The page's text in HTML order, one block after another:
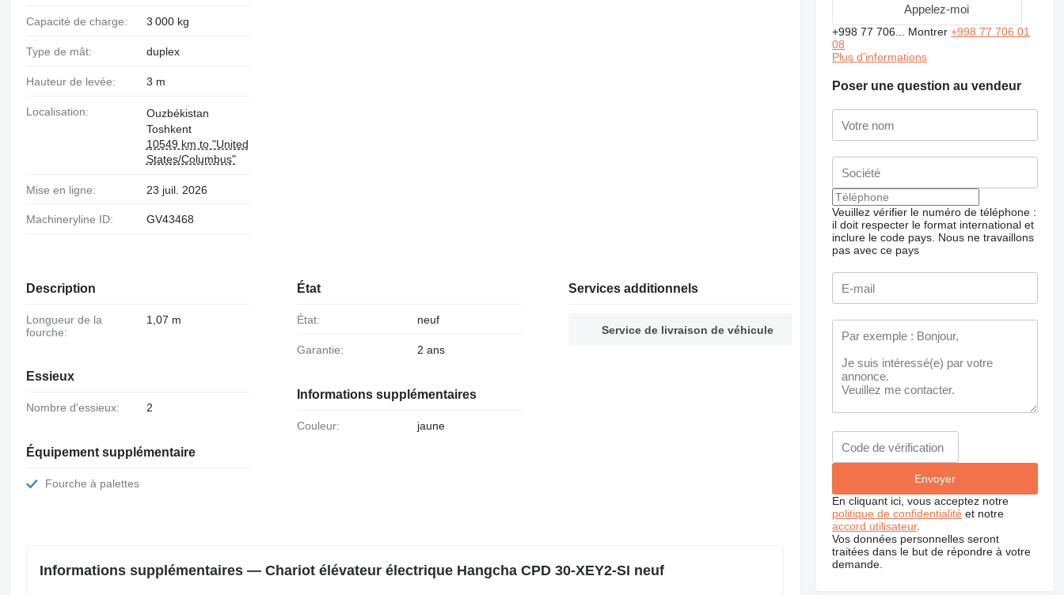
Capacité de charge: 3 000 kg
Type de mât: duplex
Hauteur de levée: 3 m
Localisation:
Ouzbékistan
Toshkent
10549 km to "United
States/Columbus"
Mise en ligne: 23 juil. 2026
Machineryline ID: GV43468
Description
Longueur de la
fourche:
1,07 m
Essieux
Nombre d'essieux: 2
Équipement supplémentaire
Fourche à palettes
État
État: neuf
Garantie: 2 ans
Informations supplémentaires
Couleur: jaune
Services additionnels
Service de livraison de véhicule
Informations supplémentaires — Chariot élévateur électrique Hangcha CPD 30-XEY2-SI neuf
Appelez-moi
+998 77 706... Montrer+998 77 706 01
08
Plus d'informations
Poser une question au vendeur
Veuillez vérifier le numéro de téléphone :
il doit respecter le format international et
inclure le code pays. Nous ne travaillons
pas avec ce pays
En cliquant ici, vous acceptez notre
politique de confidentialité et notre
accord utilisateur.
Vos données personnelles seront
traitées dans le but de répondre à votre
demande.